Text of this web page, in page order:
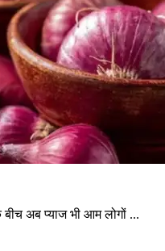
अब प्याज भी आम लोगों ...